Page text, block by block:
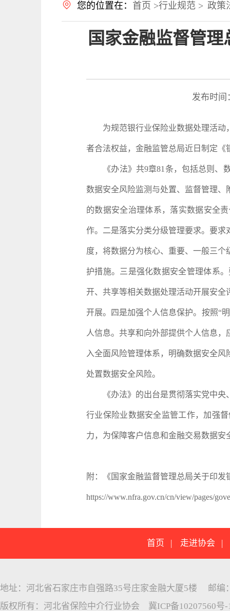
您的位置在： 首页 >行业规范 > 政策
国家金融监督管
发布时间
为规范银行业保险业数据处理活动
者合法权益，金融监管总局近日制定
《办法》共9章81条，包括总则、数
数据安全风险监测与处置、监督管理
的数据安全治理体系，落实数据安全
作。二是落实分类分级管理要求。要
度，将数据分为核心、重要、一般三
护措施。三是强化数据安全管理体系
开、共享等相关数据处理活动开展安
开展。四是加强个人信息保护。按照“
人信息。共享和向外部提供个人信息
入全面风险管理体系，明确数据安全
处置数据安全风险。
《办法》的出台是贯彻落实党中央
行业保险业数据安全监管工作，加强
力，为保障客户信息和金融交易数据
附：《国家金融监督管理总局关于印
https://www.nfra.gov.cn/cn/view/pages/
首页 | 走进协会
地址：河北省石家庄市自强路35号庄家金融大厦5楼 邮编
版权所有：河北省保险中介行业协会 冀ICP备10207560号-